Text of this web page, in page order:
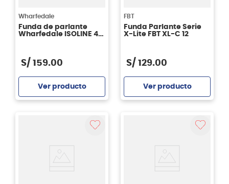
Wharfedale
Funda de parlante
Wharfedale ISOLINE 410
S/ 159.00
Ver producto
FBT
Funda Parlante Serie
X-Lite FBT XL-C 12
S/ 129.00
Ver producto